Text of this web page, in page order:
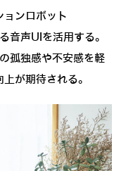
ョンロボット
音声UIを活用する。
孤独感や不安感を軽
が期待される。